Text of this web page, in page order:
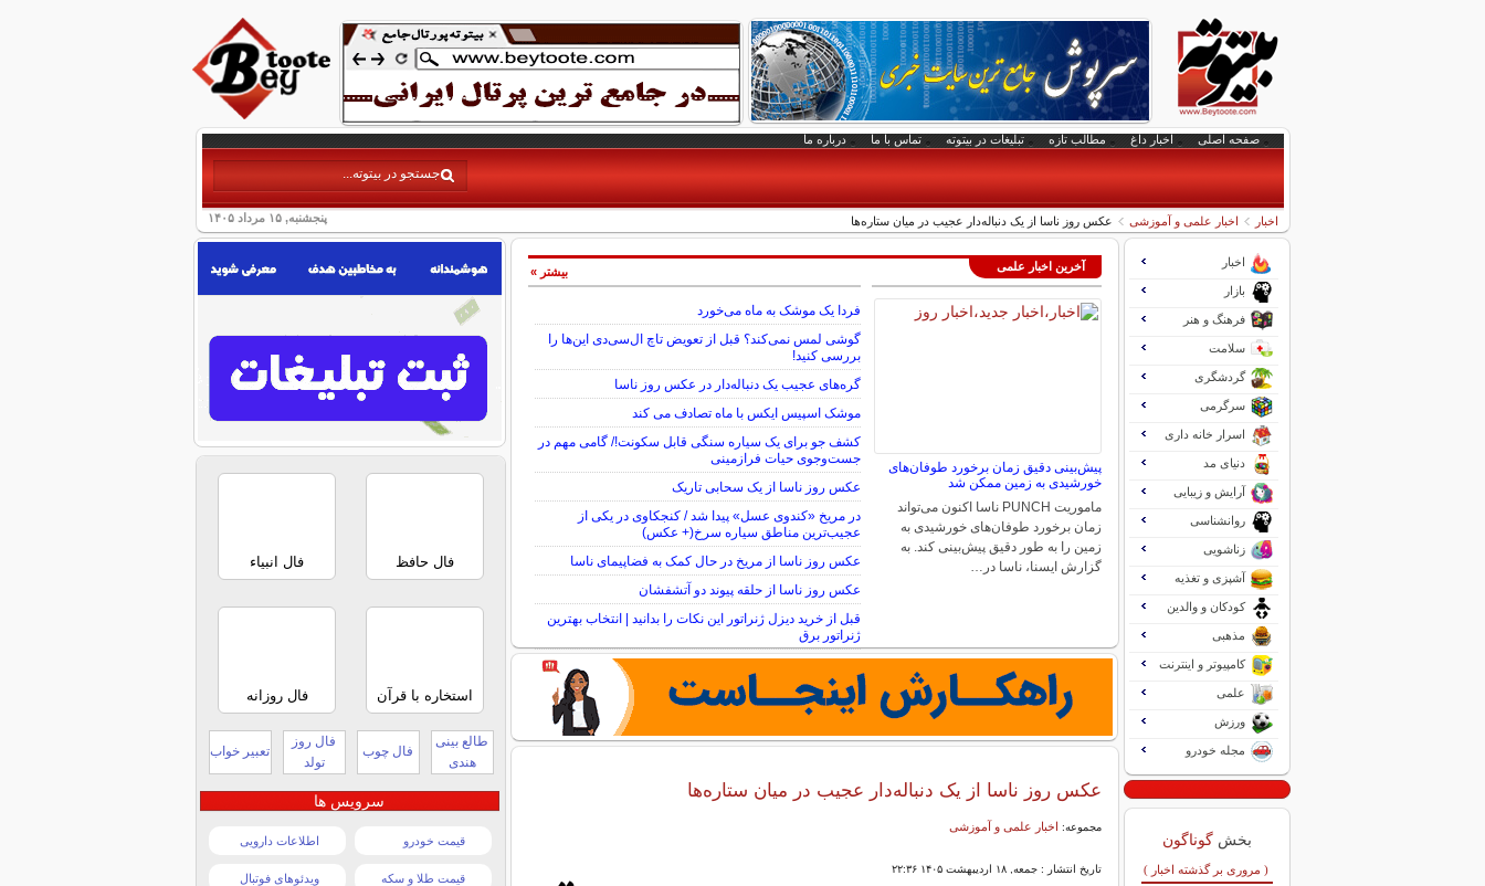
صفحه اصلی اخبار داغ مطالب تازه تبلیغات در بیتوته تماس با ما درباره ما
پنجشنبه, ۱۵ مرداد ۱۴۰۵ اخبار اخبار علمی و آموزشی عکس روز ناسا از یک دنباله‌دار عجیب در میان ستاره‌ها
آخرین اخبار علمی
پیش‌بینی دقیق زمان برخورد طوفان‌های
خورشیدی به زمین ممکن شد
ماموریت PUNCH ناسا اکنون می‌تواند
زمان برخورد طوفان‌های خورشیدی به
زمین را به طور دقیق پیش‌بینی کند. به
گزارش ایسنا، ناسا در…
فردا یک موشک به ماه می‌خورد
گوشی لمس نمی‌کند؟ قبل از تعویض تاچ ال‌سی‌دی این‌ها را
بررسی کنید!
گره‌های عجیب یک دنباله‌دار در عکس روز ناسا
موشک اسپیس ایکس با ماه تصادف می کند
کشف جو برای یک سیاره سنگی قابل سکونت!/ گامی مهم در
جست‌وجوی حیات فرازمینی
عکس روز ناسا از یک سحابی تاریک
در مریخ «کندوی عسل» پیدا شد / کنجکاوی در یکی از
عجیب‌ترین مناطق سیاره سرخ(+ عکس)
عکس روز ناسا از مریخ در حال کمک به فضاپیمای ناسا
عکس روز ناسا از حلقه پیوند دو آتشفشان
قبل از خرید دیزل ژنراتور این نکات را بدانید | انتخاب بهترین
ژنراتور برق
بیشتر »
عکس روز ناسا از یک دنباله‌دار عجیب در میان ستاره‌ها
مجموعه: اخبار علمی و آموزشی
تاریخ انتشار : جمعه, ۱۸ اردیبهشت ۱۴۰۵ ۲۲:۳۶
اخبار
بازار
فرهنگ و هنر
سلامت
گردشگری
سرگرمی
اسرار خانه داری
دنیای مد
آرایش و زیبایی
روانشناسی
زناشویی
آشپزی و تغذیه
کودکان و والدین
مذهبی
کامپیوتر و اینترنت
علمی
ورزش
مجله خودرو
بخش گوناگون
( مروری بر گذشته اخبار )
فال حافظ فال انبیاء
استخاره با قرآن فال روزانه
طالع بینی
هندی
فال چوب
فال روز
تولد
تعبیر خواب
سرویس ها
قیمت خودرو اطلاعات دارویی
قیمت طلا و سکه ویدئوهای فوتبال